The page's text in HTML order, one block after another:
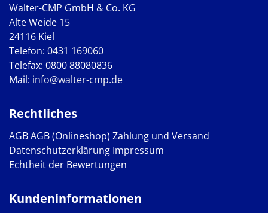
Walter-CMP GmbH & Co. KG
Alte Weide 15
24116 Kiel
Telefon: 0431 169060
Telefax: 0800 88080836
Mail: info@walter-cmp.de
Rechtliches
AGBAGB (Onlineshop) Zahlung und Versand
Datenschutzerklärung Impressum
Echtheit der Bewertungen
Kundeninformationen